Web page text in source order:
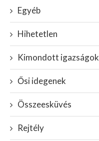
Egyéb
Hihetetlen
Kimondott igazságok
Ősi idegenek
Összeesküvés
Rejtély